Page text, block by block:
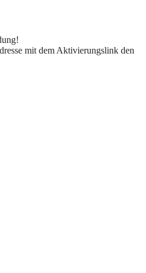
mit dem Aktivierungslink den